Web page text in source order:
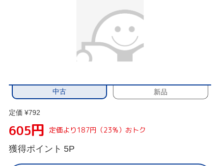
中古 新品
定価 ¥792
605円 定価より187円（23%）おトク
獲得ポイント 5P